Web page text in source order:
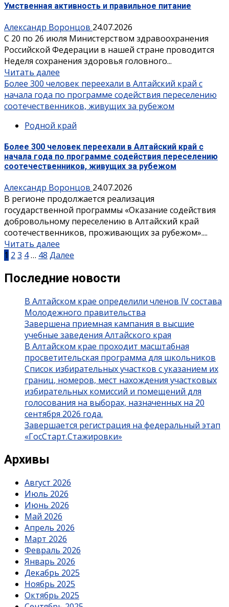
Умственная активность и правильное питание
Александр Воронцов 24.07.2026
С 20 по 26 июля Министерством здравоохранения
Российской Федерации в нашей стране проводится
Неделя сохранения здоровья головного...
Читать далее
Более 300 человек переехали в Алтайский край с
начала года по программе содействия переселению
соотечественников, живущих за рубежом
Родной край
Более 300 человек переехали в Алтайский край с
начала года по программе содействия переселению
соотечественников, живущих за рубежом
Александр Воронцов 24.07.2026
В регионе продолжается реализация
государственной программы «Оказание содействия
добровольному переселению в Алтайский край
соотечественников, проживающих за рубежом»....
Читать далее
Пагинация
записей
1 2 3 4… 48 Далее
Последние новости
В Алтайском крае определили членов IV состава
Молодежного правительства
Завершена приемная кампания в высшие
учебные заведения Алтайского края
В Алтайском крае проходит масштабная
просветительская программа для школьников
Список избирательных участков с указанием их
границ, номеров, мест нахождения участковых
избирательных комиссий и помещений для
голосования на выборах, назначенных на 20
сентября 2026 года.
Завершается регистрация на федеральный этап
«ГосСтарт.Стажировки»
Архивы
Август 2026
Июль 2026
Июнь 2026
Май 2026
Апрель 2026
Март 2026
Февраль 2026
Январь 2026
Декабрь 2025
Ноябрь 2025
Октябрь 2025